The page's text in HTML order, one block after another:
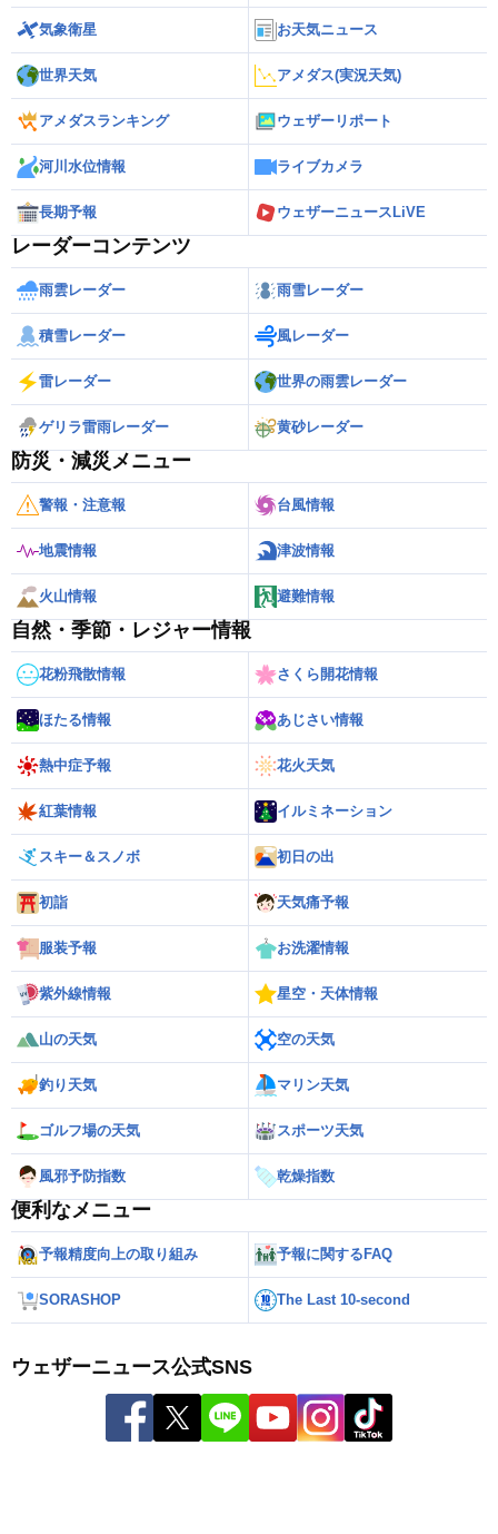
気象衛星 お天気ニュース
世界天気 アメダス(実況天気)
アメダスランキング ウェザーリポート
河川水位情報 ライブカメラ
長期予報 ウェザーニュースLiVE
レーダーコンテンツ
雨雲レーダー 雨雪レーダー
積雪レーダー 風レーダー
雷レーダー 世界の雨雲レーダー
ゲリラ雷雨レーダー 黄砂レーダー
防災・減災メニュー
警報・注意報 台風情報
地震情報 津波情報
火山情報 避難情報
自然・季節・レジャー情報
花粉飛散情報 さくら開花情報
ほたる情報 あじさい情報
熱中症予報 花火天気
紅葉情報 イルミネーション
スキー＆スノボ 初日の出
初詣 天気痛予報
服装予報 お洗濯情報
紫外線情報 星空・天体情報
山の天気 空の天気
釣り天気 マリン天気
ゴルフ場の天気 スポーツ天気
風邪予防指数 乾燥指数
便利なメニュー
予報精度向上の取り組み 予報に関するFAQ
SORASHOP The Last 10-second
ウェザーニュース公式SNS